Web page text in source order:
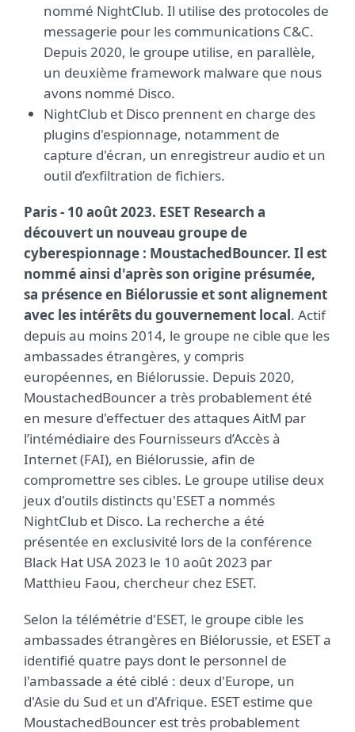
nommé NightClub. Il utilise des protocoles de
messagerie pour les communications C&C.
Depuis 2020, le groupe utilise, en parallèle,
un deuxième framework malware que nous
avons nommé Disco.
NightClub et Disco prennent en charge des
plugins d'espionnage, notamment de
capture d'écran, un enregistreur audio et un
outil d’exfiltration de fichiers.
Paris - 10 août 2023. ESET Research a
découvert un nouveau groupe de
cyberespionnage : MoustachedBouncer. Il est
nommé ainsi d'après son origine présumée,
sa présence en Biélorussie et sont alignement
avec les intérêts du gouvernement local. Actif
depuis au moins 2014, le groupe ne cible que les
ambassades étrangères, y compris
européennes, en Biélorussie. Depuis 2020,
MoustachedBouncer a très probablement été
en mesure d'effectuer des attaques AitM par
l’intémédiaire des Fournisseurs d’Accès à
Internet (FAI), en Biélorussie, afin de
compromettre ses cibles. Le groupe utilise deux
jeux d'outils distincts qu'ESET a nommés
NightClub et Disco. La recherche a été
présentée en exclusivité lors de la conférence
Black Hat USA 2023 le 10 août 2023 par
Matthieu Faou, chercheur chez ESET.
Selon la télémétrie d'ESET, le groupe cible les
ambassades étrangères en Biélorussie, et ESET a
identifié quatre pays dont le personnel de
l'ambassade a été ciblé : deux d'Europe, un
d'Asie du Sud et un d'Afrique. ESET estime que
MoustachedBouncer est très probablement